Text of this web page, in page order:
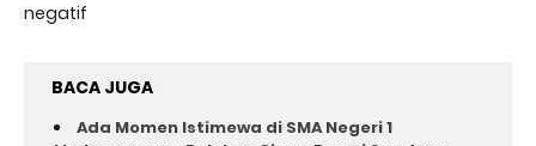
negatif
BACA JUGA
Ada Momen Istimewa di SMA Negeri 1